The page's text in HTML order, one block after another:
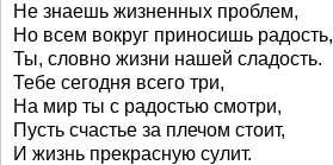
Не знаешь жизненных проблем,
Но всем вокруг приносишь радость,
Ты, словно жизни нашей сладость.
Тебе сегодня всего три,
На мир ты с радостью смотри,
Пусть счастье за плечом стоит,
И жизнь прекрасную сулит.